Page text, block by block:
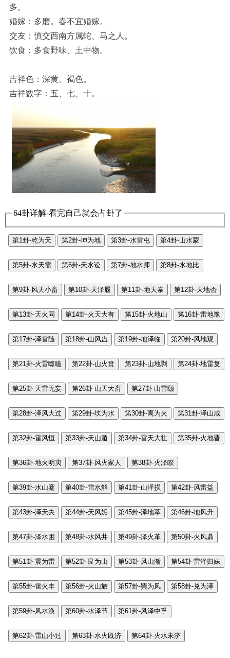
多。
婚嫁：多磨。春不宜婚嫁。
交友：慎交西南方属蛇、马之人。
饮食：多食野味、土中物。
吉祥色：深黄、褐色。
吉祥数字：五、七、十。
64卦详解-看完自己就会占卦了
第1卦-乾为天 第2卦-坤为地 第3卦-水雷屯 第4卦-山水蒙
第5卦-水天需 第6卦-天水讼 第7卦-地水师 第8卦-水地比
第9卦-风天小畜 第10卦-天泽履 第11卦-地天泰 第12卦-天地否
第13卦-天火同 第14卦-火天大有 第15卦-火地山 第16卦-雷地豫
第17卦-泽雷随 第18卦-山风蛊 第19卦-地泽临 第20卦-风地观
第21卦-火雷噬嗑 第22卦-山火贲 第23卦-山地剥 第24卦-地雷复
第25卦-天雷无妄 第26卦-山天大畜 第27卦-山雷颐
第28卦-泽风大过 第29卦-坎为水 第30卦-离为火 第31卦-泽山咸
第32卦-雷风恒 第33卦-天山遁 第34卦-雷天大壮 第35卦-火地晋
第36卦-地火明夷 第37卦-风火家人 第38卦-火泽睽
第39卦-水山蹇 第40卦-雷水解 第41卦-山泽损 第42卦-风雷益
第43卦-泽天夬 第44卦-天风姤 第45卦-泽地萃 第46卦-地风升
第47卦-泽水困 第48卦-水风井 第49卦-泽火革 第50卦-火风鼎
第51卦-震为雷 第52卦-艮为山 第53卦-风山渐 第54卦-雷泽归妹
第55卦-雷火丰 第56卦-火山旅 第57卦-巽为风 第58卦-兑为泽
第59卦-风水涣 第60卦-水泽节 第61卦-风泽中孚
第62卦-雷山小过 第63卦-水火既济 第64卦-火水未济